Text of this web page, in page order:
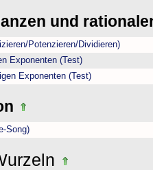
und
Potenzieren/Dividieren)
Exponenten (Test)
Exponenten (Test)
Song)